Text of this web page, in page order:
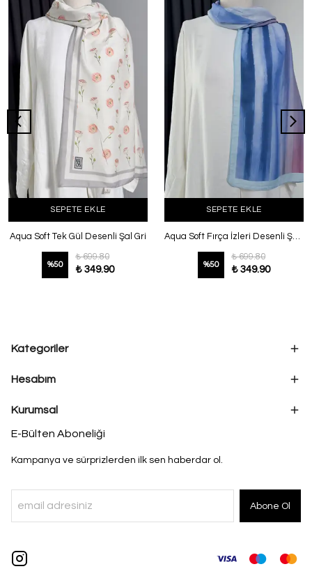
SEPETE EKLE
Aqua Soft Tek Gül Desenli Şal Gri
%50
₺ 699.80
₺ 349.90
SEPETE EKLE
Aqua Soft Fırça İzleri Desenli Şal Mavi
%50
₺ 699.80
₺ 349.90
Kategoriler
Hesabım
Kurumsal
E-Bülten Aboneliği
Kampanya ve sürprizlerden ilk sen haberdar ol.
Abone Ol